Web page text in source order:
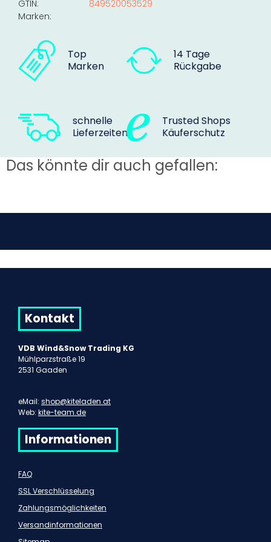
GTIN:
849520053529
Marken:
Top
Marken
14 Tage
Rückgabe
schnelle
Lieferzeiten
Trusted Shops
Käuferschutz
Das könnte dir auch gefallen:
Kontakt
VDB Wind&Snow Trading KG
Mühlparzstraße 19
2531 Gaaden
eMail: shop@kiteladen.at
Web: kite-team.de
Informationen
FAQ
SSL Verschlüsselung
Zahlungsmöglichkeiten
Versandinformationen